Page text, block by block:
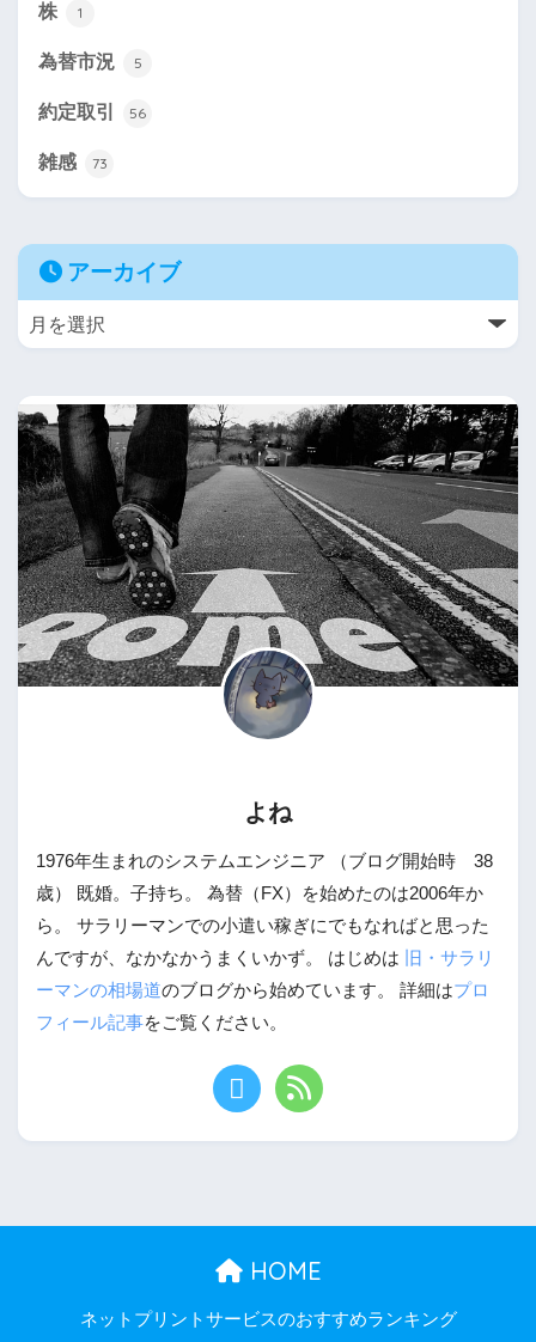
株 1
為替市況 5
約定取引 56
雑感 73
アーカイブ
よね
1976年生まれのシステムエンジニア （ブログ開始時 38
歳） 既婚。子持ち。 為替（FX）を始めたのは2006年か
ら。 サラリーマンでの小遣い稼ぎにでもなればと思った
んですが、なかなかうまくいかず。 はじめは
旧・サラリ
ーマンの相場道のブログから始めています。 詳細はプロ
フィール記事をご覧ください。
HOME
ネットプリントサービスのおすすめランキング